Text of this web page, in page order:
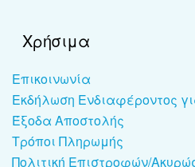
Χρήσιμα
Επικοινωνία
Εκδήλωση Ενδιαφέροντος
Έξοδα Αποστολής
Τρόποι Πληρωμής
Πολιτική Επιστροφών/